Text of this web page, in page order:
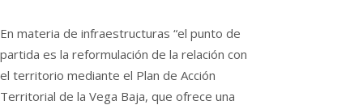
En materia de infraestructuras “el punto de
partida es la reformulación de la relación con
el territorio mediante el Plan de Acción
Territorial de la Vega Baja, que ofrece una